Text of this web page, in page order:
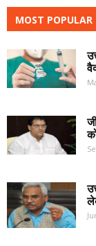
MOST POPULAR